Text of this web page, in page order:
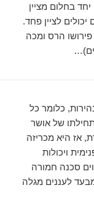
בחלום מציין
לציין פחד.
הרס ומכה
כלומר כל
של אושר
אז היא מכריזה
ויכולות
סכנה חמורה
לעננים מגלה